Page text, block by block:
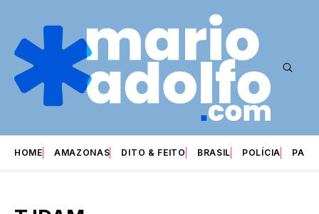
HOME AMAZONAS DITO & FEITO BRASIL POLÍCIA